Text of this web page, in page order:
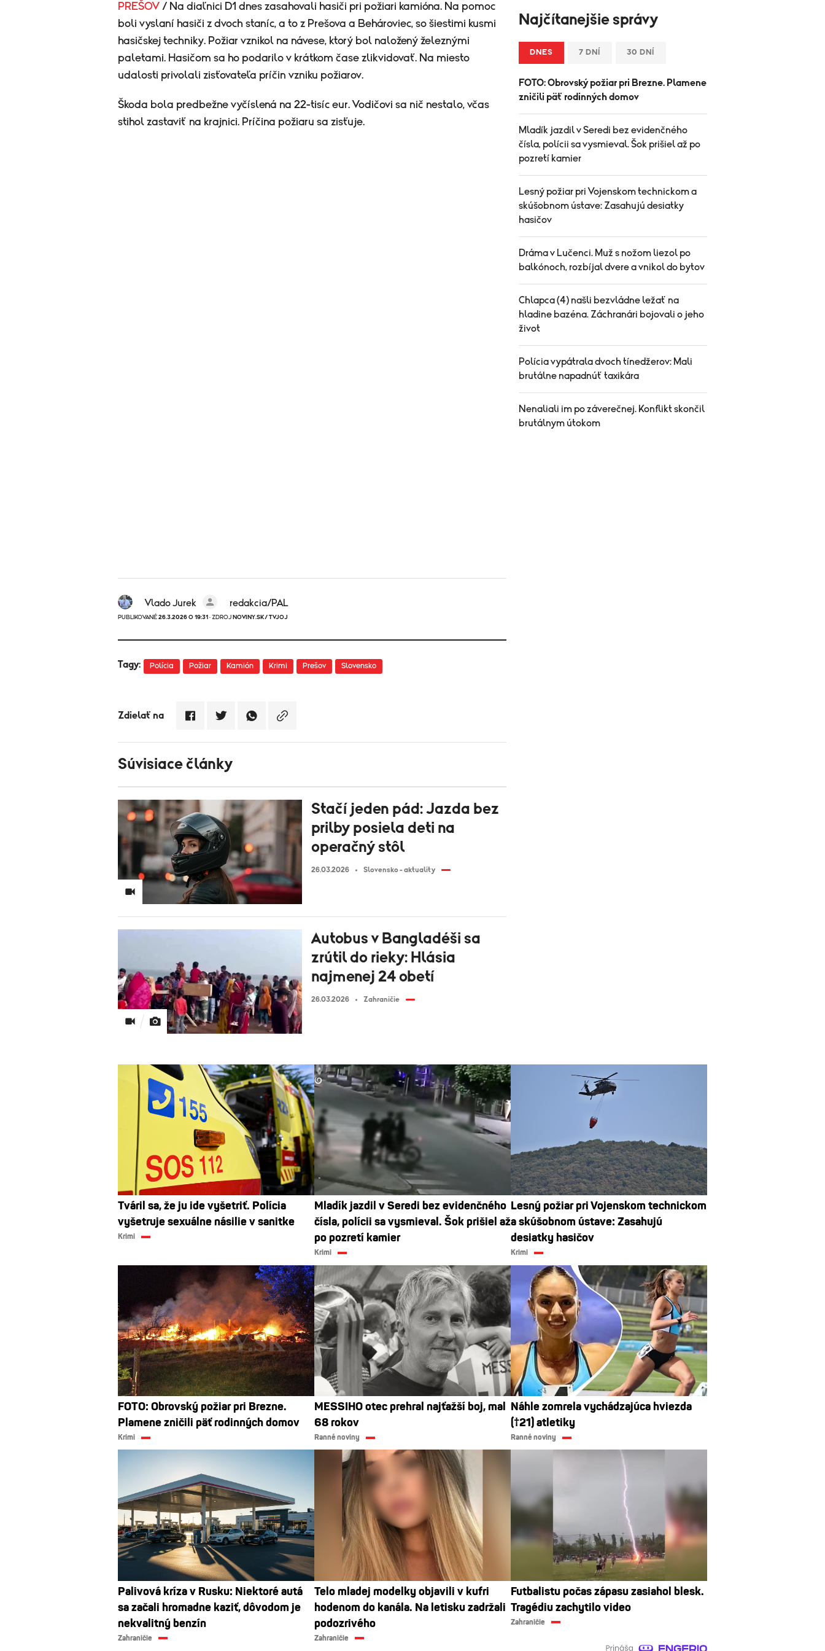
PREŠOV / Na diaľnici D1 dnes zasahovali hasiči pri požiari kamióna. Na pomoc
boli vyslaní hasiči z dvoch staníc, a to z Prešova a Behároviec, so šiestimi kusmi
hasičskej techniky. Požiar vznikol na návese, ktorý bol naložený železnými
paletami. Hasičom sa ho podarilo v krátkom čase zlikvidovať. Na miesto
udalosti privolali zisťovateľa príčin vzniku požiarov.
Škoda bola predbežne vyčíslená na 22-tisíc eur. Vodičovi sa nič nestalo, včas
stihol zastaviť na krajnici. Príčina požiaru sa zisťuje.
Vlado Jurek redakcia/PAL
PUBLIKOVANÉ 26.3.2026 O 19:31 · ZDROJ NOVINY.SK/ TVJOJ
Tagy: Polícia Požiar Kamión Krimi Prešov Slovensko
Zdielať na
Súvisiace články
Stačí jeden pád: Jazda bez
prilby posiela deti na
operačný stôl
26.03.2026 Slovensko - aktuality
Autobus v Bangladéši sa
zrútil do rieky: Hlásia
najmenej 24 obetí
26.03.2026 Zahraničie
Najčítanejšie správy
DNES 7 DNÍ 30 DNÍ
FOTO: Obrovský požiar pri Brezne. Plamene
zničili päť rodinných domov
Mladík jazdil v Seredi bez evidenčného
čísla, polícii sa vysmieval. Šok prišiel až po
pozretí kamier
Lesný požiar pri Vojenskom technickom a
skúšobnom ústave: Zasahujú desiatky
hasičov
Dráma v Lučenci. Muž s nožom liezol po
balkónoch, rozbíjal dvere a vnikol do bytov
Chlapca (4) našli bezvládne ležať na
hladine bazéna. Záchranári bojovali o jeho
život
Polícia vypátrala dvoch tínedžerov: Mali
brutálne napadnúť taxikára
Nenaliali im po záverečnej. Konflikt skončil
brutálnym útokom
Tváril sa, že ju ide vyšetriť. Polícia
vyšetruje sexuálne násilie v sanitke
Krimi
Mladík jazdil v Seredi bez evidenčného
čísla, polícii sa vysmieval. Šok prišiel až
po pozretí kamier
Krimi
Lesný požiar pri Vojenskom technickom
a skúšobnom ústave: Zasahujú
desiatky hasičov
Krimi
FOTO: Obrovský požiar pri Brezne.
Plamene zničili päť rodinných domov
Krimi
MESSIHO otec prehral najťažší boj, mal
68 rokov
Ranné noviny
Náhle zomrela vychádzajúca hviezda
(†21) atletiky
Ranné noviny
Palivová kríza v Rusku: Niektoré autá
sa začali hromadne kaziť, dôvodom je
nekvalitný benzín
Zahraničie
Telo mladej modelky objavili v kufri
hodenom do kanála. Na letisku zadržali
podozrivého
Zahraničie
Futbalistu počas zápasu zasiahol blesk.
Tragédiu zachytilo video
Zahraničie